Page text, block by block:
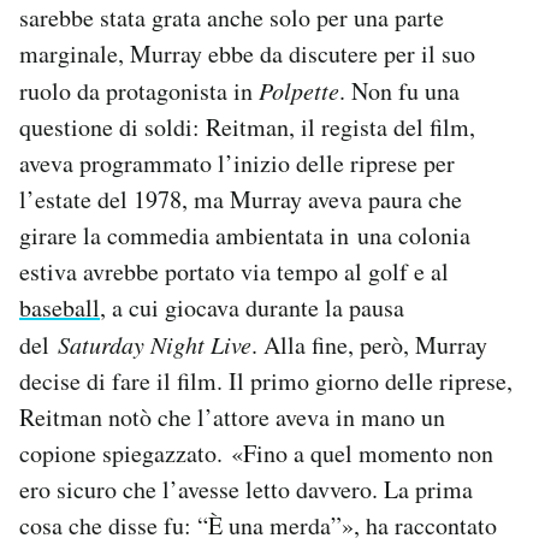
sarebbe stata grata anche solo per una parte
marginale, Murray ebbe da discutere per il suo
ruolo da protagonista in Polpette. Non fu una
questione di soldi: Reitman, il regista del film,
aveva programmato l’inizio delle riprese per
l’estate del 1978, ma Murray aveva paura che
girare la commedia ambientata in una colonia
estiva avrebbe portato via tempo al golf e al
baseball, a cui giocava durante la pausa
del Saturday Night Live. Alla fine, però, Murray
decise di fare il film. Il primo giorno delle riprese,
Reitman notò che l’attore aveva in mano un
copione spiegazzato. «Fino a quel momento non
ero sicuro che l’avesse letto davvero. La prima
cosa che disse fu: “È una merda”», ha raccontato